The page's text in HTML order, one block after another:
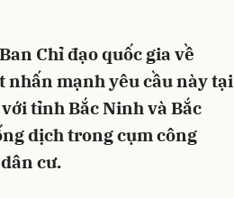
Chỉ đạo quốc gia về
nhấn mạnh yêu cầu này tại
tỉnh Bắc Ninh và Bắc
dịch trong cụm công
cư.